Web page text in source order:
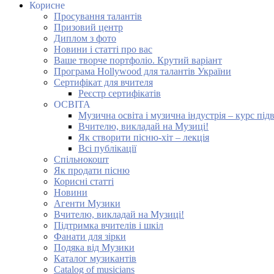
Корисне
Просування талантів
Призовий центр
Диплом з фото
Новини і статті про вас
Ваше творче портфоліо. Крутий варіант
Програма Hollywood для талантів України
Сертифікат для вчителя
Реєстр сертифікатів
ОСВІТА
Музична освіта і музична індустрія – курс
Вчителю, викладай на Музиці!
Як створити пісню-хіт – лекція
Всі публікації
Спільнокошт
Як продати пісню
Корисні статті
Новини
Агенти Музики
Вчителю, викладай на Музиці!
Підтримка вчителів і шкіл
Фанати для зірки
Подяка від Музики
Каталог музикантів
Catalog of musicians